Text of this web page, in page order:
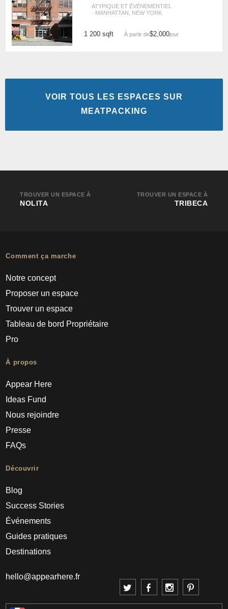
ATYPIQUE ET ÉVÉNEMENTIEL
· MANHATTAN, NEW YORK
1 200 sqft À partir de$2,000/jour
VOIR TOUS LES ESPACES SUR
MEATPACKING
TROUVER UN ESPACE À
NOLITA
TROUVER UN ESPACE À
TRIBECA
Comment ça marche
Notre concept
Proposer un espace
Trouver un espace
Tableau de bord Propriétaire
Pro
À propos
Appear Here
Ideas Fund
Nous rejoindre
Presse
FAQs
Découvrir
Blog
Success Stories
Événements
Guides pratiques
Destinations
hello@appearhere.fr